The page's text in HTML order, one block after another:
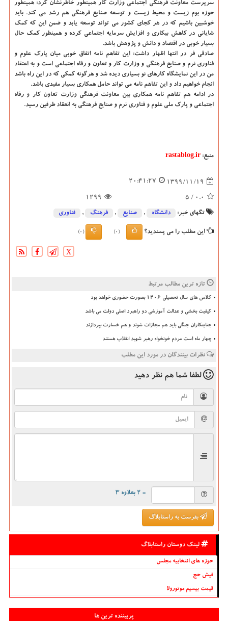
سرپرست معاونت فرهنگی اجتماعی وزارت کار همینطور خاطرنشان کرد: همینطور
حوزه بوم زیست و محیط زیست و توسعه صنایع فرهنگی هم رشد می کند. باید
خوشبین باشیم که در هر کجای کشور می تواند توسعه یابد و ضمن این که کمک
شایانی در کاهش بیکاری و افزایش سرمایه اجتماعی کرده و همینطور کمک حال
بسیار خوبی در اقتصاد و دانش و پژوهش باشد.
صادقی فر در انتها اظهار داشت: این تفاهم نامه اتفاق خوبی میان پارک علوم و
فناوری نرم و صنایع فرهنگی و وزارت کار و تعاون و رفاه اجتماعی است و به اعتقاد
من در این نمایشگاه کارهای نو بسیاری دیده شد و هرگونه کمکی که در این راه باشد
انجام خواهیم داد و این تفاهم نامه می تواند حامل همکاری بسیار مفیدی باشد.
در ادامه هم تفاهم نامه همکاری بین معاونت فرهنگی وزارت تعاون کار و رفاه
اجتماعی و پارک ملی علوم و فناوری نرم و صنایع فرهنگی به انعقاد طرفین رسید.
منبع: rastablog.ir
1399/11/19
20:41:27
0.0
/ 5
1299
تگهای خبر: دانشگاه‌ , صنایع , فرهنگ , فناوری
این مطلب را می پسندید؟ (0)
(0)
X
تازه ترین مطالب مرتبط
کلاس های سال تحصیلی ۱۴۰۶ بصورت حضوری خواهد بود
کیفیت بخشی و عدالت آموزشی دو راهبرد اصلی دولت می باشد
جنایتکاران جنگی باید هم مجازات شوند و هم خسارت بپردازند
چهار ماه است مردم خونخواه رهبر شهید انقلاب هستند
نظرات بینندگان در مورد این مطلب
لطفا شما هم نظر دهید
= ۲ بعلاوه ۳
بفرست به راستابلاگ
لینک دوستان راستابلاگ
حوزه های انتخابیه مجلس
فیش حج
قیمت بیسیم موتورولا
پربیننده ترین ها